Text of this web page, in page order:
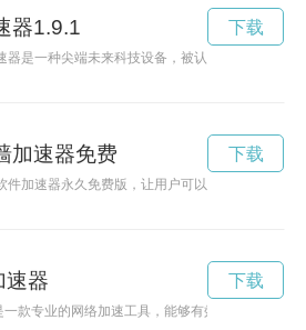
器1.9.1
器是一种尖端未来科技设备，被认为是开启人类
下载
加速器免费
件加速器永久免费版，让用户可以享受流畅的网
下载
速器
一款专业的网络加速工具，能够有效突破网络限
下载